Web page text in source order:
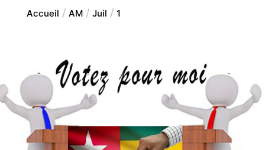
Accueil AM Juil 1